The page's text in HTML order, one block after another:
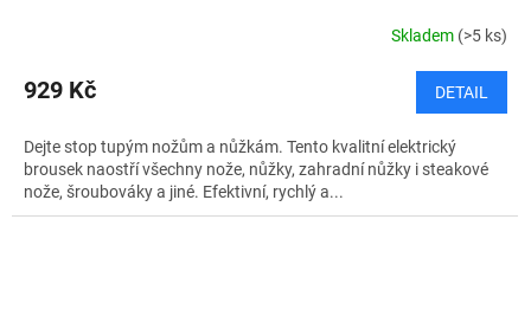
Skladem (>5 ks)
929 Kč DETAIL
Dejte stop tupým nožům a nůžkám. Tento kvalitní elektrický
brousek naostří všechny nože, nůžky, zahradní nůžky i steakové
nože, šroubováky a jiné. Efektivní, rychlý a...